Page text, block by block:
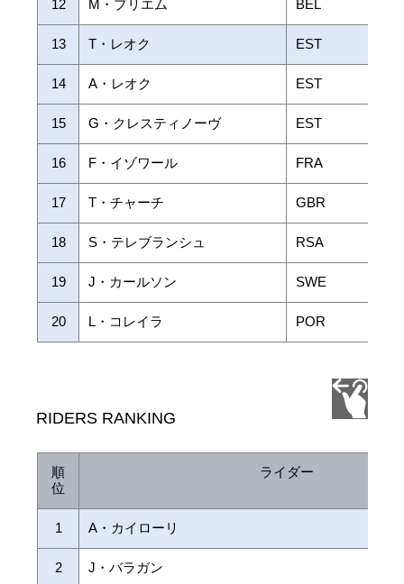
12 M・プリエム BEL
13 T・レオク EST
14 A・レオク EST
15 G・クレスティノーヴ EST
16 F・イゾワール FRA
17 T・チャーチ GBR
18 S・テレブランシュ RSA
19 J・カールソン SWE
20 L・コレイラ POR
RIDERS RANKING
順
位
ライダー
1 A・カイローリ
2 J・バラガン